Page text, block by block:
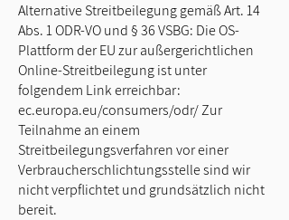
Alternative Streitbeilegung gemäß Art. 14
Abs. 1 ODR-VO und § 36 VSBG: Die OS-
Plattform der EU zur außergerichtlichen
Online-Streitbeilegung ist unter
folgendem Link erreichbar:
ec.europa.eu/consumers/odr/ Zur
Teilnahme an einem
Streitbeilegungsverfahren vor einer
Verbraucherschlichtungsstelle sind wir
nicht verpflichtet und grundsätzlich nicht
bereit.